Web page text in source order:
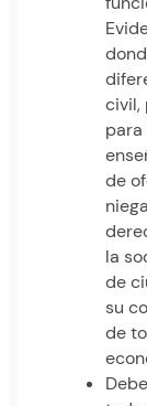
civil,
de
la
de
su
de